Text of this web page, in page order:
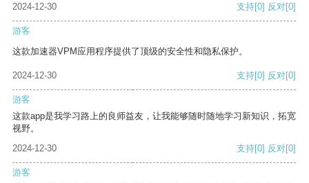
2024-12-30
支持[0] 反对[0]
游客
这款加速器VPM应用程序提供了顶级的安全性和隐私保护。
2024-12-30 支持[0] 反对[0]
游客
这款app是我学习路上的良师益友，让我能够随时随地学习新知识，拓宽
视野。
2024-12-30
支持[0] 反对[0]
游客